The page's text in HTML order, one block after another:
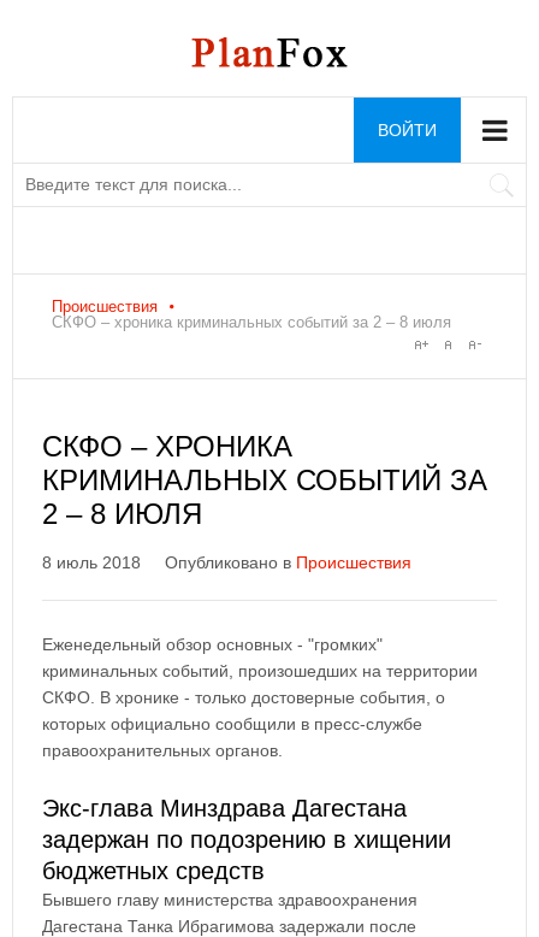
ВОЙТИ
Происшествия
СКФО – хроника криминальных событий за 2 – 8 июля
СКФО – ХРОНИКА
КРИМИНАЛЬНЫХ СОБЫТИЙ ЗА
2 – 8 ИЮЛЯ
8 июль 2018 Опубликовано в Происшествия
Еженедельный обзор основных - "громких"
криминальных событий, произошедших на территории
СКФО. В хронике - только достоверные события, о
которых официально сообщили в пресс-службе
правоохранительных органов.
Экс-глава Минздрава Дагестана
задержан по подозрению в хищении
бюджетных средств
Бывшего главу министерства здравоохранения
Дагестана Танка Ибрагимова задержали после